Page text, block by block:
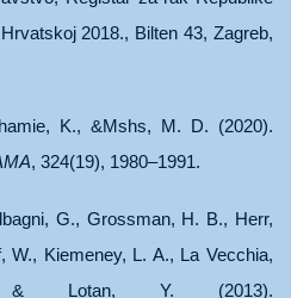
2018., Bilten 43, Zagreb,
K., &Mshs, M. D. (2020).
, 324(19), 1980–1991.
G., Grossman, H. B., Herr,
W., Kiemeney, L. A., La Vecchia,
Lotan, Y. (2013).